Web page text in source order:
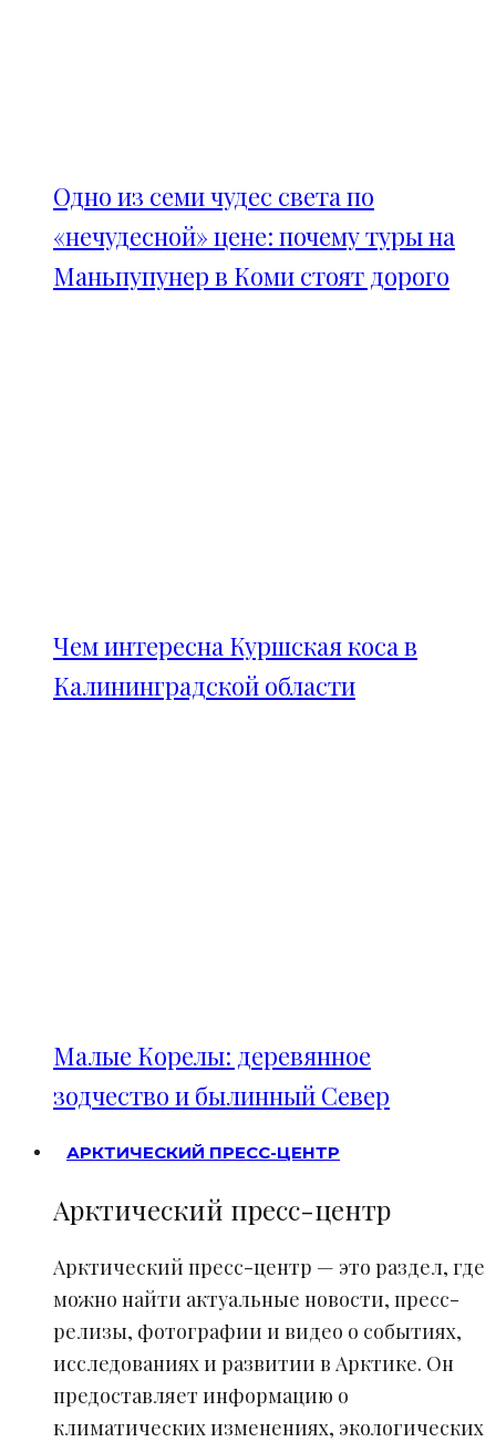
Одно из семи чудес света по
«нечудесной» цене: почему туры на
Маньпупунер в Коми стоят дорого
Чем интересна Куршская коса в
Калининградской области
Малые Корелы: деревянное
зодчество и былинный Север
АРКТИЧЕСКИЙ ПРЕСС-ЦЕНТР
Арктический пресс-центр
Арктический пресс-центр — это раздел, где
можно найти актуальные новости, пресс-
релизы, фотографии и видео о событиях,
исследованиях и развитии в Арктике. Он
предоставляет информацию о
климатических изменениях, экологических